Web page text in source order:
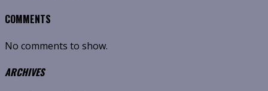
COMMENTS
No comments to show.
ARCHIVES